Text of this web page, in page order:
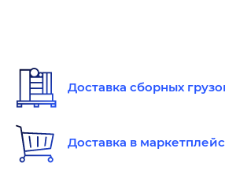
Доставка сборных
Доставка в